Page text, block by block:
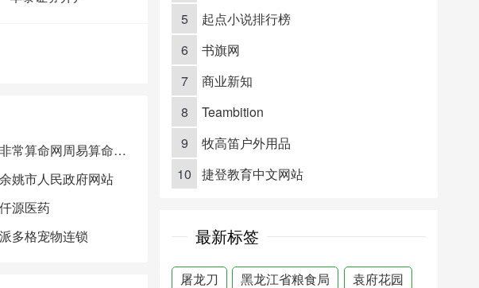
非常算命网周易算命频道
余姚市人民政府网站
仟源医药
派多格宠物连锁
5
起点小说排行榜
6
书旗网
7
商业新知
8
Teambition
9
牧高笛户外用品
10
捷登教育中文网站
最新标签
屠龙刀 黑龙江省粮食局 袁府花园